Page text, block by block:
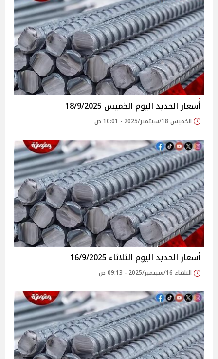
أسعار الحديد اليوم الخميس 18/9/2025
الخميس 18/سبتمبر/2025 - 10:01 ص
أسعار الحديد اليوم الثلاثاء 16/9/2025
الثلاثاء 16/سبتمبر/2025 - 09:13 ص